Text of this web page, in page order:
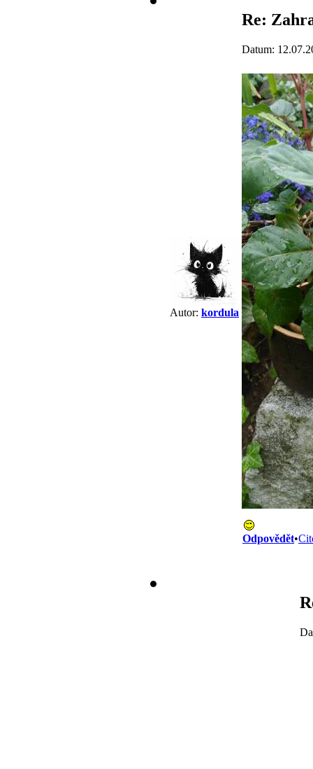
Autor: kordula
Re:
Datum:
Odpovědět•